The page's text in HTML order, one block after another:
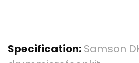
Specification:Samson